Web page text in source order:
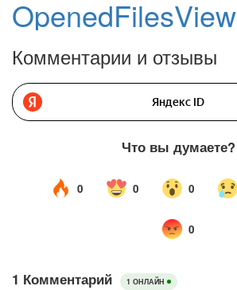
OpenedFilesView
Комментарии и отзывы